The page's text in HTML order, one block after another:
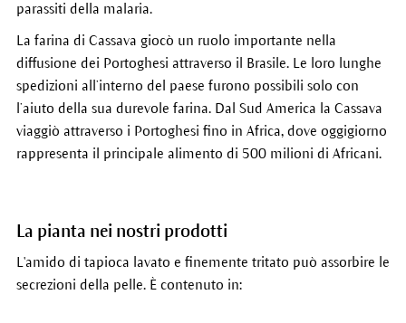
parassiti della malaria.
La farina di Cassava giocò un ruolo importante nella
diffusione dei Portoghesi attraverso il Brasile. Le loro lunghe
spedizioni all’interno del paese furono possibili solo con
l’aiuto della sua durevole farina. Dal Sud America la Cassava
viaggiò attraverso i Portoghesi fino in Africa, dove oggigiorno
rappresenta il principale alimento di 500 milioni di Africani.
La pianta nei nostri prodotti
L'amido di tapioca lavato e finemente tritato può assorbire le
secrezioni della pelle. È contenuto in: